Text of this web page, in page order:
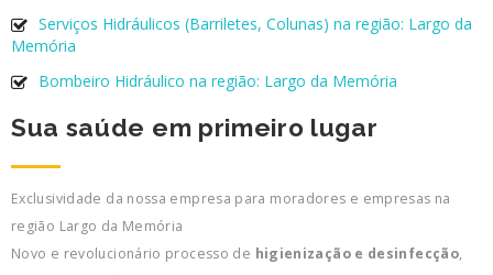
Serviços Hidráulicos (Barriletes, Colunas) na região: Largo da
Memória
Bombeiro Hidráulico na região: Largo da Memória
Sua saúde em primeiro lugar
Exclusividade da nossa empresa para moradores e empresas na
região Largo da Memória
Novo e revolucionário processo de higienização e desinfecção,